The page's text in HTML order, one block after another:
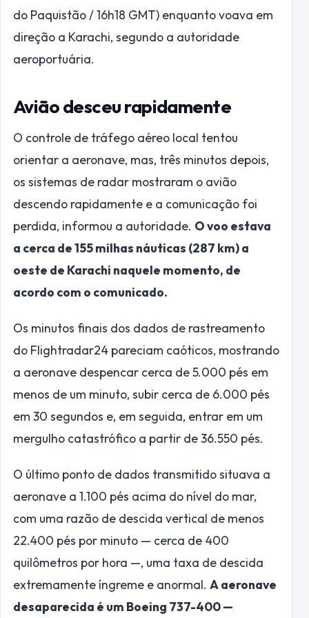
do Paquistão / 16h18 GMT) enquanto voava em
direção a Karachi, segundo a autoridade
aeroportuária.
Avião desceu rapidamente
O controle de tráfego aéreo local tentou
orientar a aeronave, mas, três minutos depois,
os sistemas de radar mostraram o avião
descendo rapidamente e a comunicação foi
perdida, informou a autoridade. O voo estava
a cerca de 155 milhas náuticas (287 km) a
oeste de Karachi naquele momento, de
acordo com o comunicado.
Os minutos finais dos dados de rastreamento
do Flightradar24 pareciam caóticos, mostrando
a aeronave despencar cerca de 5.000 pés em
menos de um minuto, subir cerca de 6.000 pés
em 30 segundos e, em seguida, entrar em um
mergulho catastrófico a partir de 36.550 pés.
O último ponto de dados transmitido situava a
aeronave a 1.100 pés acima do nível do mar,
com uma razão de descida vertical de menos
22.400 pés por minuto — cerca de 400
quilômetros por hora —, uma taxa de descida
extremamente íngreme e anormal. A aeronave
desaparecida é um Boeing 737-400 —